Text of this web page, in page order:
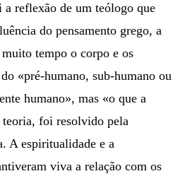
a reflexão de um teólogo que
do pensamento grego, a
tempo o corpo e os
«pré-humano, sub-humano ou
humano», mas «o que a
foi resolvido pela
A espiritualidade e a
viva a relação com os